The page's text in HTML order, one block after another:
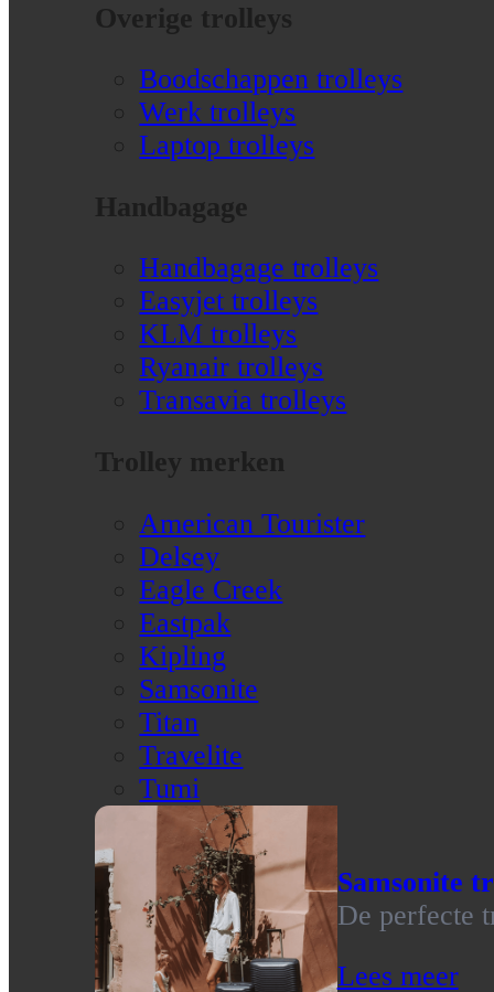
Overige trolleys
Boodschappen trolleys
Werk trolleys
Laptop trolleys
Handbagage
Handbagage trolleys
Easyjet trolleys
KLM trolleys
Ryanair trolleys
Transavia trolleys
Trolley merken
American Tourister
Delsey
Eagle Creek
Eastpak
Kipling
Samsonite
Titan
Travelite
Tumi
Samsonite
De perfecte
Lees meer